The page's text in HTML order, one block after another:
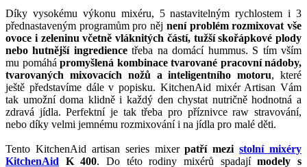
Díky vysokému výkonu mixéru, 5 nastavitelným rychlostem i 3
přednastaveným programům pro něj není problém rozmixovat vše
ovoce i zeleninu včetně vláknitých částí, tužší skořápkové plody
nebo hutnější ingrediencetřeba na domácí hummus. S tím vším
mu pomáhá promyšlená kombinace tvarované pracovní nádoby,
tvarovaných mixovacích nožů a inteligentního motoru, které
ještě představíme dále v popisku. KitchenAid mixér Artisan Vám
tak umožní doma klidně i každý den chystat nutričně hodnotná a
zdravá jídla. Perfektní je tak třeba pro příznivce raw stravování,
nebo díky velmi jemnému rozmixování i na jídla pro malé děti.
Tento KitchenAid artisan series mixerpatří mezistolní mixéry
KitchenAid K 400. Do této rodiny mixérů spadajímodely s